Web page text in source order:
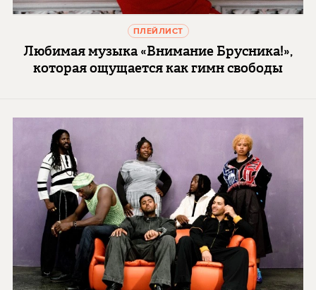
ПЛЕЙЛИСТ
Любимая музыка «Внимание Брусника!»,
которая ощущается как гимн свободы